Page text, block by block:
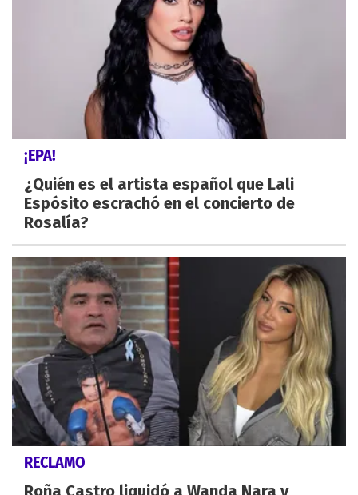
¡EPA!
¿Quién es el artista español que Lali
Espósito escrachó en el concierto de
Rosalía?
RECLAMO
Roña Castro liquidó a Wanda Nara y